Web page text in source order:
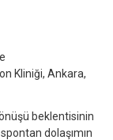
Kliniği, Ankara,
beklentisinin
dolaşımın